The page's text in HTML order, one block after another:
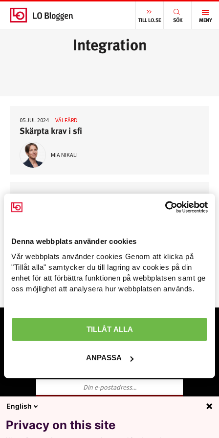
Denna webbplats använder cookies
Vår webbplats använder cookies Genom att klicka på
"Tillåt alla" samtycker du till lagring av cookies på din
enhet för att förbättra funktionen på webbplatsen samt ge
oss möjlighet att analysera hur webbplatsen används.
TILLÅT ALLA
ANPASSA
TILL LO.SE SÖK MENY
Arbetsmarknad »
Avtal löner & arbetsrätt »
Internationellt »
Välfärd »
Distriktsbloggare »
START/
Integration
05 JUL 2024 VÄLFÄRD
Skärpta krav i sfi
MIA NIKALI
17 NOV 2023 ARBETSMARKNAD
Statlig utredning visar integrationsvägen!
TILL TOPPEN AV SIDAN
Prenumerera på inlägg
Ange din mailadress och få en notifikation när
nya inlägg publiceras.
Ja, jag godkänner att LO behandlar mina
personuppgifter i enlighet med Integritets- och
English
Privacy on this site